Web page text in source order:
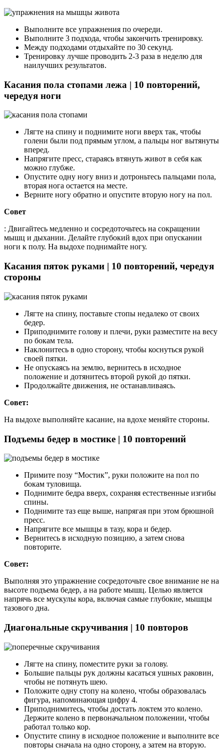
Выполните все упражнения по очереди.
Выполните 3 подхода, чтобы закончить тренировку.
Между подходами отдыхайте по 30 секунд.
Тренировку лучше проводить 2-3 раза в неделю для
наилучших результатов.
Касания пола стопами лежа | 10 повторений,
чередуя ноги
Лягте на спину и поднимите ноги вверх так, чтобы
голени были под прямым углом, а пальцы ног вытянуты
вперед.
Напрягите пресс, стараясь втянуть живот в себя как
можно глубже.
Опустите одну ногу вниз и дотроньтесь пальцами пола,
вторая нога остается на месте.
Верните ногу обратно и опустите вторую ногу на пол.
Совет
: Двигайтесь медленно и сосредоточьтесь на сокращении
мышц и дыхании. Делайте глубокий вдох при опускании
ноги к полу. На выдохе поднимайте ногу.
Касания пяток руками | 10 повторений, чередуя
стороны
Лягте на спину, поставьте стопы недалеко от своих
бедер.
Приподнимите голову и плечи, руки разместите на весу
по бокам тела.
Наклонитесь в одно сторону, чтобы коснуться рукой
своей пятки.
Не опускаясь на землю, вернитесь в исходное
положение и дотянитесь второй рукой до пятки.
Продолжайте движения, не останавливаясь.
Совет:
На выдохе выполняйте касание, на вдохе меняйте стороны.
Подъемы бедер в мостике | 10 повторений
Примите позу “Мостик”, руки положите на пол по
бокам туловища.
Поднимите бедра вверх, сохраняя естественные изгибы
спины.
Поднимите таз еще выше, напрягая при этом брюшной
пресс.
Напрягите все мышцы в тазу, кора и бедер.
Вернитесь в исходную позицию, а затем снова
повторите.
Совет:
Выполняя это упражнение сосредоточьте свое внимание не на
высоте подъема бедер, а на работе мышц. Целью является
напрячь все мускулы кора, включая самые глубокие, мышцы
тазового дна.
Диагональные скручивания | 10 повторов
Лягте на спину, поместите руки за голову.
Большие пальцы рук должны касаться ушных раковин,
чтобы не потянуть шею.
Положите одну стопу на колено, чтобы образовалась
фигура, напоминающая цифру 4.
Приподнимитесь, чтобы достать локтем это колено.
Держите колено в первоначальном положении, чтобы
работал только кор.
Опустите спину в исходное положение и выполните все
повторы сначала на одно сторону, а затем на вторую.